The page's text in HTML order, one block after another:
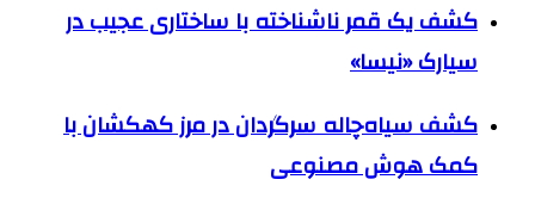
کشف یک قمر ناشناخته با ساختاری عجیب در
سیارک «نیسا»
کشف سیاه‌چاله سرگردان در مرز کهکشان با
کمک هوش مصنوعی